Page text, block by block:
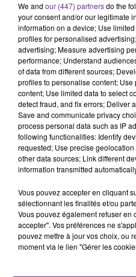
11h06
JAMAIS SANS MON
Julien Fourel n'a plus
mois. Sa sœur poursuit
retrouver.
7 août 2026
LA CENTRALE
TOUJOURS À
We and our (447) partnersdo the
your consent and/or our legitimate
information on a device; Use
profiles for personalised
advertising; Measure advertising
performance; Understand
of data from different sources;
profiles to personalise content;
content; Use limited data to select
detect fraud, and fix errors; Deliver
Save and communicate privacy
process personal data such as IP
following functionalities: Identify
requested; Use precise
other data sources; Link different
information transmitted
Vous pouvez accepter en cliquant
sélectionnant les finalités et/ou
Vous pouvez également refuser en
accepter". Vos préférences ne
pouvez mettre à jour vos choix, ou
moment via le lien "Gérer les